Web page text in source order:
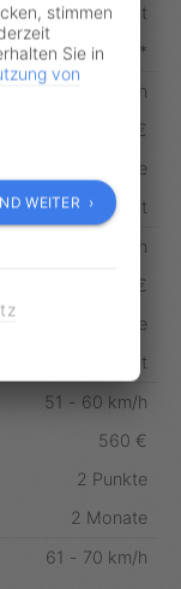
1 Punkt
(1 Monat)*
31 - 40 km/h
260 €
2 Punkte
1 Monat
41 - 50 km/h
400 €
2 Punkte
1 Monat
51 - 60 km/h
560 €
2 Punkte
2 Monate
61 - 70 km/h
stimmen
Sie in
von
WEITER ›